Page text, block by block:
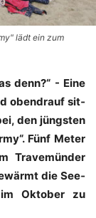
lädt ein zum
denn?“ - Eine
oben­drauf sit­
den jüngs­ten
Fünf Meter
Tra­ve­mün­der
die See­
Okto­ber zu